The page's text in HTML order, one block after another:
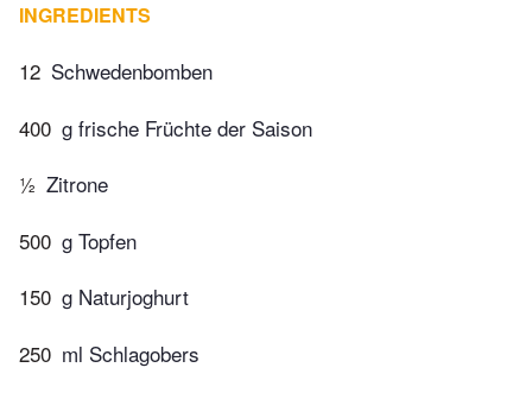
INGREDIENTS
12 Schwedenbomben
400 g frische Früchte der Saison
½ Zitrone
500 g Topfen
150 g Naturjoghurt
250 ml Schlagobers